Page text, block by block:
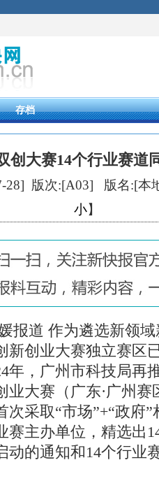
存档
创大赛14个行业赛道
28] 版次:[A03]
版名:[本
小】
报道 作为遴选新领
新创业大赛独立赛区
年，广州市科技局再
业大赛（广东·广州赛
次采取“市场”+“政府
赛主办单位，精选出
动的通知和14个行业